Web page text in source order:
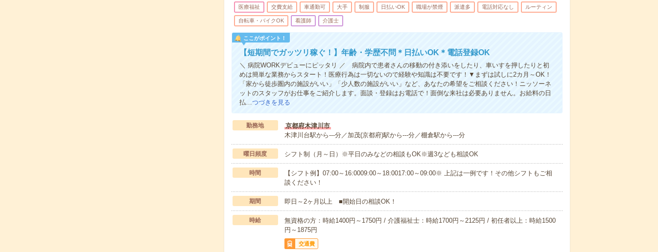
医療福祉 交費支給 車通勤可 大手 制服 日払いOK 職場が禁煙 派遣多 電話対応なし ルーティン
自転車・バイクOK 看護師 介護士
ここがポイント！
【短期間でガッツリ稼ぐ！】年齢・学歴不問＊日払いOK＊電話登録OK
＼ 病院WORKデビューにピッタリ ／ 病院内で患者さんの移動の付き添いをしたり、車いすを押したりと初
めは簡単な業務からスタート！医療行為は一切ないので経験や知識は不要です！▼まずは試しに2カ月～OK！
「家から徒歩圏内の施設がいい」「少人数の施設がいい」など、あなたの希望をご相談ください！ニッソーネ
ットのスタッフがお仕事をご紹介します。面談・登録はお電話で！面倒な来社は必要ありません。お給料の日
払…つづきを見る
勤務地
京都府木津川市
木津川台駅から---分／加茂(京都府)駅から---分／棚倉駅から---分
曜日頻度 シフト制（月～日）※平日のみなどの相談もOK※週3なども相談OK
時間
【シフト例】07:00～16:0009:00～18:0017:00～09:00※ 上記は一例です！その他シフトもご相
談ください！
期間 即日～2ヶ月以上 ■開始日の相談OK！
時給
無資格の方：時給1400円～1750円 / 介護福祉士：時給1700円～2125円 / 初任者以上：時給1500
円～1875円
交通費